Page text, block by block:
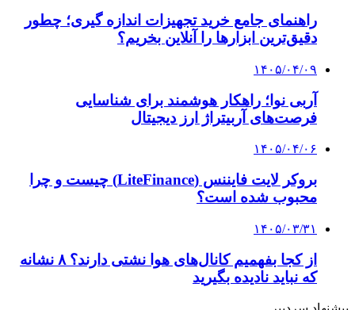
راهنمای جامع خرید تجهیزات اندازه گیری؛ چطور
دقیق‌ترین ابزارها را آنلاین بخریم؟
۱۴۰۵/۰۴/۰۹
آربی نوا؛ راهکار هوشمند برای شناسایی
فرصت‌های آربیتراژ ارز دیجیتال
۱۴۰۵/۰۴/۰۶
بروکر لایت فایننس (LiteFinance) چیست و چرا
محبوب شده است؟
۱۴۰۵/۰۳/۳۱
از کجا بفهمیم کانال‌های هوا نشتی دارند؟ ۸ نشانه
که نباید نادیده بگیرید